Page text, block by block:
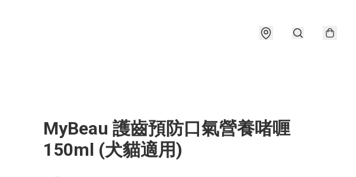
MyBeau 護齒預防口氣營養啫喱
150ml (犬貓適用)